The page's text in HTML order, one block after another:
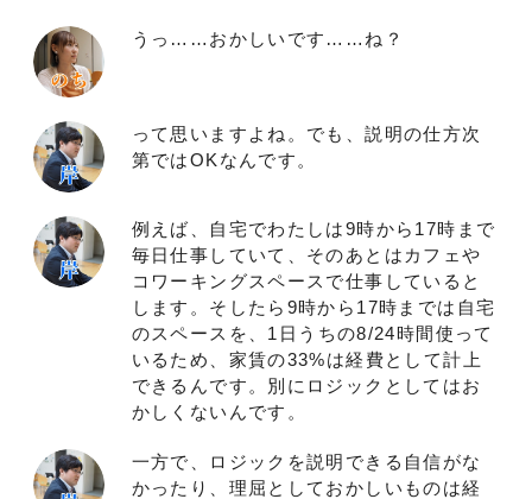
うっ……おかしいです……ね？
って思いますよね。でも、説明の仕方次
第ではOKなんです。
例えば、自宅でわたしは9時から17時まで
毎日仕事していて、そのあとはカフェや
コワーキングスペースで仕事していると
します。そしたら9時から17時までは自宅
のスペースを、1日うちの8/24時間使って
いるため、家賃の33%は経費として計上
できるんです。別にロジックとしてはお
かしくないんです。
一方で、ロジックを説明できる自信がな
かったり、理屈としておかしいものは経